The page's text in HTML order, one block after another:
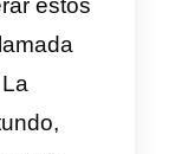
– Toyota
en